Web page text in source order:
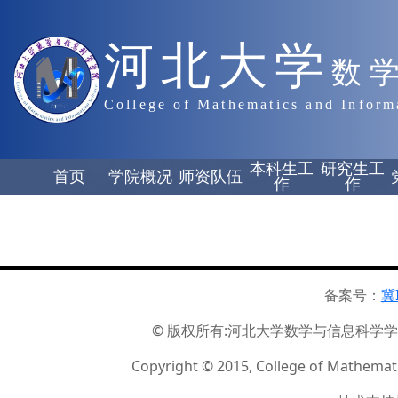
河北大学 数
College of Mathematics and
首页 学院概况 师资队伍 本科生工
作
研究生工
作
备案号：
© 版权所有:河北大学数学与信息科
Copyright © 2015, College of